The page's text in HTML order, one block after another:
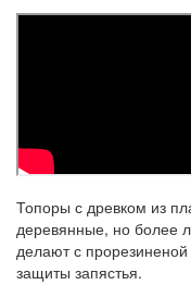
Топоры с древком из
деревянные, но более
делают с
защиты запястья.